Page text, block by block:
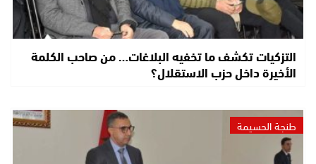
التزكيات تكشف ما تخفيه البلاغات… من صاحب الكلمة
الأخيرة داخل حزب الاستقلال؟
طنجة الحسيمة